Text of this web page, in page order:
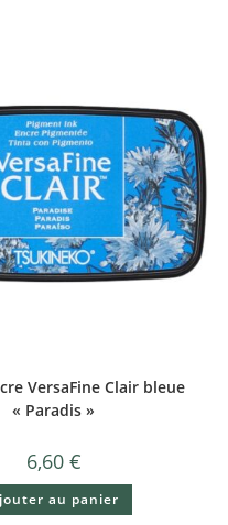
VersaFine Clair bleue
« Paradis »
6,60 €
au panier